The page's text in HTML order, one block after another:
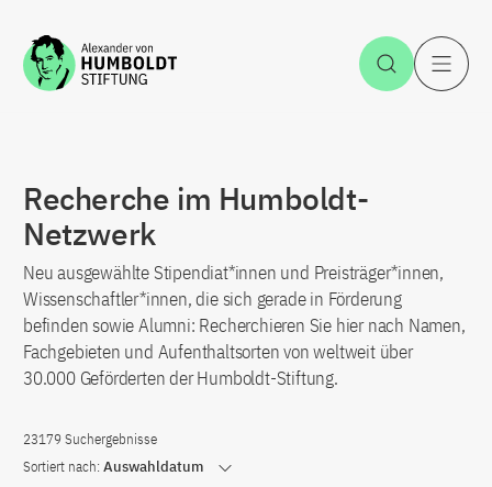
Zum Inhalt springen Suche
Recherche im Humboldt-
Netzwerk
Neu ausgewählte Stipendiat*innen und Preisträger*innen,
Wissenschaftler*innen, die sich gerade in Förderung
befinden sowie Alumni: Recherchieren Sie hier nach Namen,
Fachgebieten und Aufenthaltsorten von weltweit über
30.000 Geförderten der Humboldt-Stiftung.
23179 Suchergebnisse
Sortiert nach: Auswahldatum